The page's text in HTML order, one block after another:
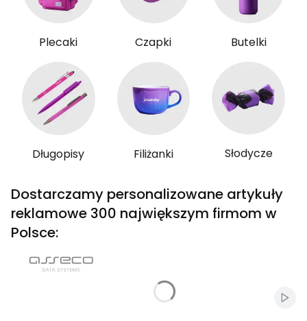
Plecaki Czapki Butelki
Długopisy Filiżanki Słodycze
Dostarczamy personalizowane artykuły
reklamowe 300 największym firmom w
Polsce: